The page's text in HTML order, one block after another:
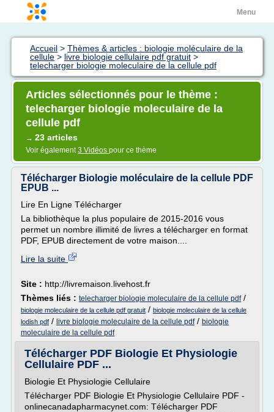
Menu
Accueil > Thèmes & articles : biologie moléculaire de la
cellule > livre biologie cellulaire pdf gratuit >
telecharger biologie moleculaire de la cellule pdf
Articles sélectionnés pour le thème :
telecharger biologie moleculaire de la
cellule pdf
→ 23 articles
Voir également3 Vidéos pour ce thème
Télécharger Biologie moléculaire de la cellule PDF
EPUB ...
Lire En Ligne Télécharger
La bibliothèque la plus populaire de 2015-2016 vous
permet un nombre illimité de livres a télécharger en format
PDF, EPUB directement de votre maison....
Lire la suite
Site : http://livremaison.livehost.fr
Thèmes liés : telecharger biologie moleculaire de la cellule pdf/
biologie moleculaire de la cellule pdf gratuit / biologie moleculaire de la cellule
lodish pdf / livre biologie moleculaire de la cellule pdf/ biologie
moleculaire de la cellule pdf
Télécharger PDF Biologie Et Physiologie
Cellulaire PDF ...
Biologie Et Physiologie Cellulaire
Télécharger PDF Biologie Et Physiologie Cellulaire PDF -
onlinecanadapharmacynet.com: Télécharger PDF